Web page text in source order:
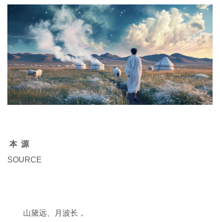
本 源
SOURCE
山黛远、月波长，